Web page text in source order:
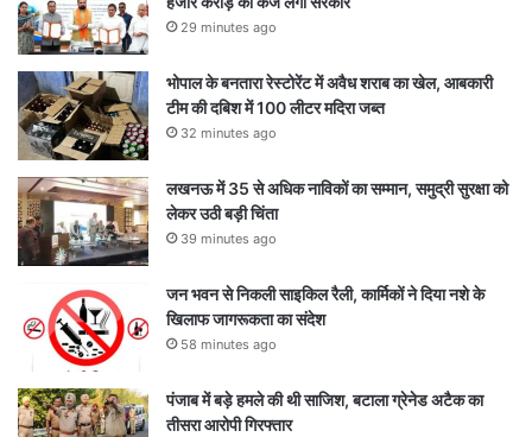
29 minutes ago
भोपाल के बनतारा रेस्टोरेंट में अवैध शराब का खेल, आबकारी
टीम की दबिश में 100 लीटर मदिरा जब्त
32 minutes ago
लखनऊ में 35 से अधिक नाविकों का सम्मान, समुद्री सुरक्षा को
लेकर उठी बड़ी चिंता
39 minutes ago
जन भवन से निकली साइकिल रैली, कार्मिकों ने दिया नशे के
खिलाफ जागरूकता का संदेश
58 minutes ago
पंजाब में बड़े हमले की थी साजिश, बटाला ग्रेनेड अटैक का
तीसरा आरोपी गिरफ्तार